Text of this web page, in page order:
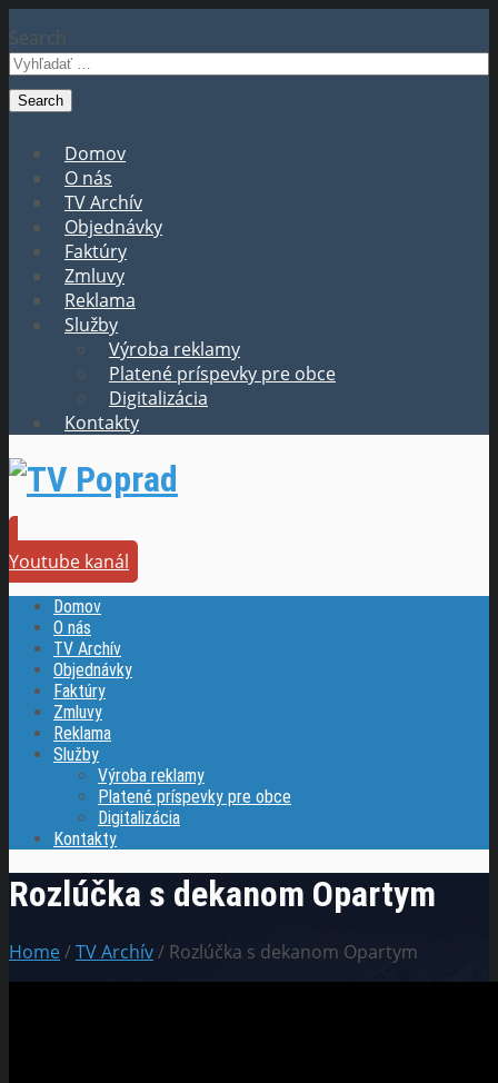
Search
Domov
O nás
TV Archív
Objednávky
Faktúry
Zmluvy
Reklama
Služby
Výroba reklamy
Platené príspevky pre obce
Digitalizácia
Kontakty
Youtube kanál
Domov
O nás
TV Archív
Objednávky
Faktúry
Zmluvy
Reklama
Služby
Výroba reklamy
Platené príspevky pre obce
Digitalizácia
Kontakty
Rozlúčka s dekanom Opartym
Home/TV Archív/ Rozlúčka s dekanom Opartym